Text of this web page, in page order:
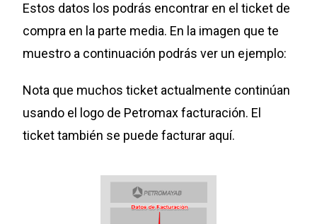
Estos datos los podrás encontrar en el ticket de
compra en la parte media. En la imagen que te
muestro a continuación podrás ver un ejemplo:
Nota que muchos ticket actualmente continúan
usando el logo de Petromax facturación. El
ticket también se puede facturar aquí.